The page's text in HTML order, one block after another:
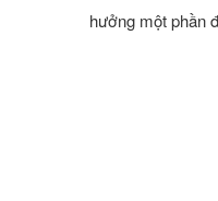
hưởng một phần